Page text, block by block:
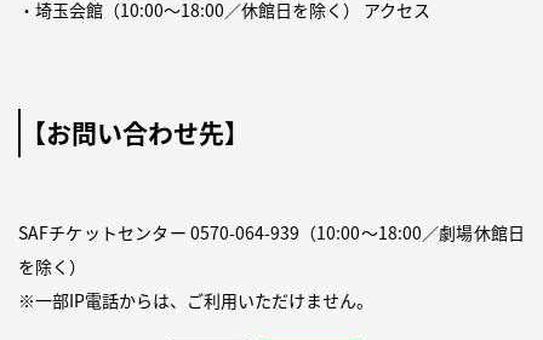
・埼玉会館（10:00～18:00／休館日を除く） アクセス
【お問い合わせ先】
SAFチケットセンター 0570-064-939 （10:00〜18:00／劇場休館日
を除く）
※一部IP電話からは、ご利用いただけません。